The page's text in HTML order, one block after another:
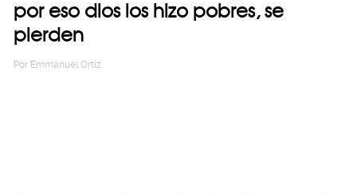
por eso dios los hizo pobres, se
pierden
Por Emmanuel Ortiz